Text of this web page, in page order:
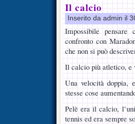
Il calcio
Inserito da admin il
Impossibile pensare
confronto con
che non si può
Il calcio più atletico, e
Una velocità doppia,
stesse cose
Pelè era il calcio,
tennis ed era sempre